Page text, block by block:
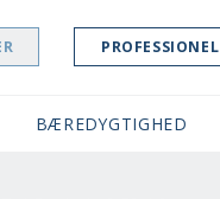
PROFESSIONEL
BÆREDYGTIGHED